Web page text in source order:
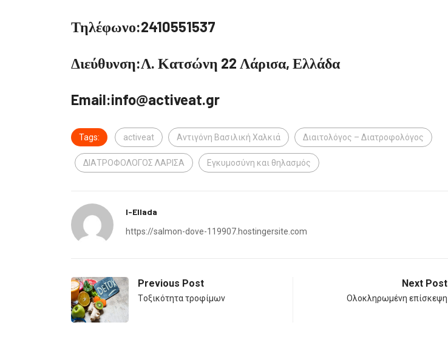
Τηλέφωνο:2410551537
Διεύθυνση:Λ. Κατσώνη 22 Λάρισα, Ελλάδα
Email:info@activeat.gr
Tags: activeat Αντιγόνη Βασιλική Χαλκιά Διαιτολόγος – Διατροφολόγος
ΔΙΑΤΡΟΦΟΛΟΓΟΣ ΛΑΡΙΣΑ Εγκυμοσύνη και θηλασμός
I-Ellada
https://salmon-dove-119907.hostingersite.com
Previous Post
Tοξικότητα τροφίμων
Next Post
Ολοκληρωμένη επίσκεψη